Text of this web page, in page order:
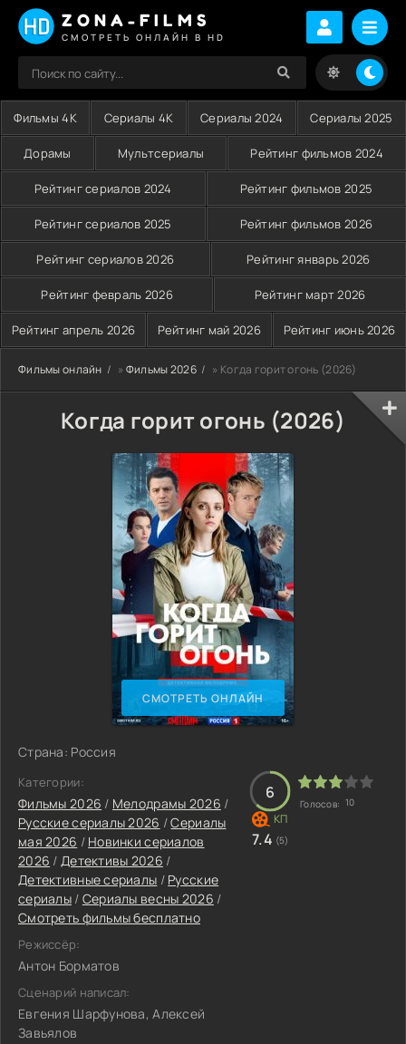
ZONA-FILMS
СМОТРЕТЬ ОНЛАЙН В HD
Фильмы 4K Сериалы 4K Сериалы 2024 Сериалы 2025
Дорамы Мультсериалы Рейтинг фильмов 2024
Рейтинг сериалов 2024 Рейтинг фильмов 2025
Рейтинг сериалов 2025 Рейтинг фильмов 2026
Рейтинг сериалов 2026 Рейтинг январь 2026
Рейтинг февраль 2026 Рейтинг март 2026
Рейтинг апрель 2026 Рейтинг май 2026 Рейтинг июнь 2026
Фильмы онлайн » Фильмы 2026 » Когда горит огонь (2026)
Когда горит огонь (2026)
СМОТРЕТЬ ОНЛАЙН
Страна: Россия
Категории:
Фильмы 2026 / Мелодрамы 2026 /
Русские сериалы 2026 /Сериалы
мая 2026 / Новинки сериалов
2026 / Детективы 2026 /
Детективные сериалы / Русские
сериалы/ Сериалы весны 2026 /
Смотреть фильмы бесплатно
Режиссёр:
Антон Борматов
Сценарий написал:
Евгения Шарфунова, Алексей
Завьялов
6
Голосов: 10
7.4 (5)